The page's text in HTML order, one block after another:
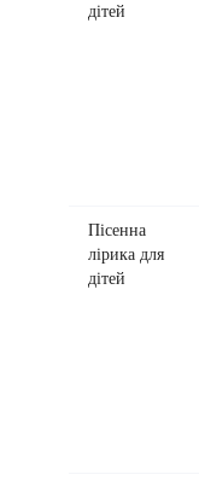
дітей
Пісенна
лірика для
дітей